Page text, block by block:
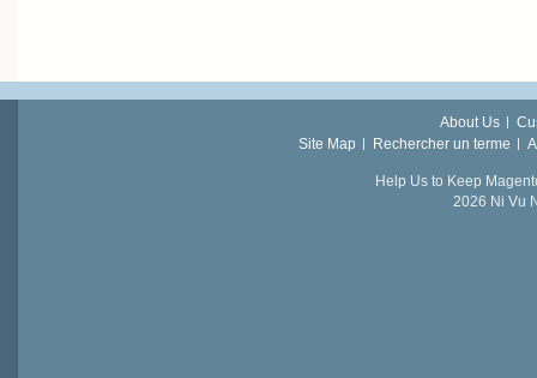
About Us
Site Map
Rechercher un terme
Help Us to Keep
2026 Ni Vu